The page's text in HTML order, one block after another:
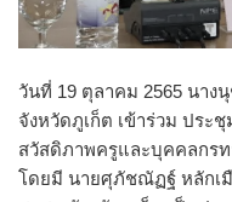
วันที่ 19 ตุลาคม 2565 นา
จังหวัดภูเก็ต เข้าร่วม ประ
สวัสดิภาพครูและบุคคลกรท
โดยมี นายศุภัชณัฏฐ์ หลักเ